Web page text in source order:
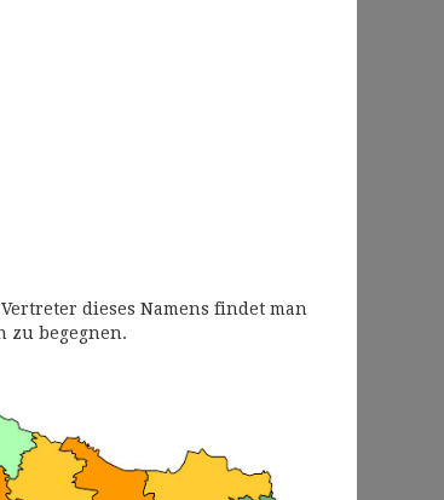
dieses Namens findet man
zu begegnen.